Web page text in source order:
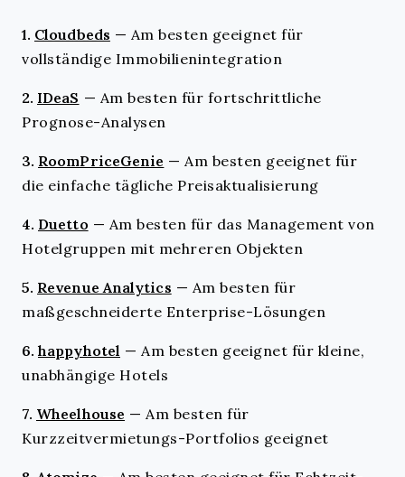
1. Cloudbeds — Am besten geeignet für
vollständige Immobilienintegration
2. IDeaS — Am besten für fortschrittliche
Prognose-Analysen
3. RoomPriceGenie — Am besten geeignet für
die einfache tägliche Preisaktualisierung
4. Duetto — Am besten für das Management von
Hotelgruppen mit mehreren Objekten
5. Revenue Analytics — Am besten für
maßgeschneiderte Enterprise-Lösungen
6. happyhotel — Am besten geeignet für kleine,
unabhängige Hotels
7. Wheelhouse — Am besten für
Kurzzeitvermietungs-Portfolios geeignet